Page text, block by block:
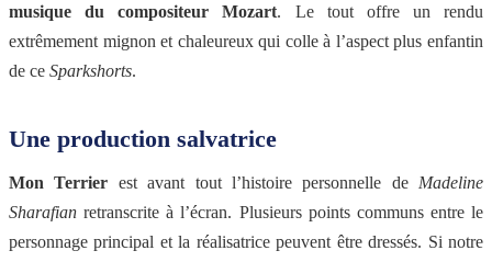
musique du compositeur Mozart. Le tout offre un rendu
extrêmement mignon et chaleureux qui colle à l’aspect plus enfantin
de ce Sparkshorts.
Une production salvatrice
Mon Terrier est avant tout l’histoire personnelle de Madeline
Sharafian retranscrite à l’écran. Plusieurs points communs entre le
personnage principal et la réalisatrice peuvent être dressés. Si notre